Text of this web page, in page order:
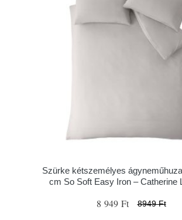
Szürke kétszemélyes
cm So Soft Easy Iron – Catherine
8 949 Ft 8949 Ft